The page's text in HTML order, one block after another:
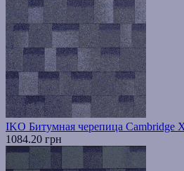
IKO Битумная черепица Cambridge
1084.20 грн